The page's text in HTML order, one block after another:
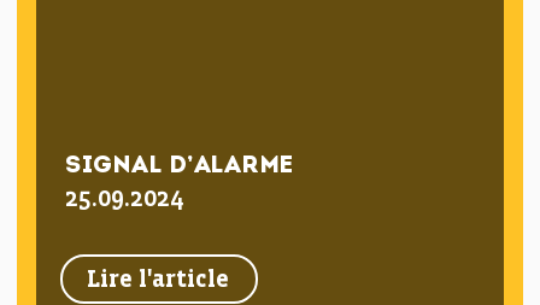
SIGNAL D’ALARME
Lire l'article
25.09.2024